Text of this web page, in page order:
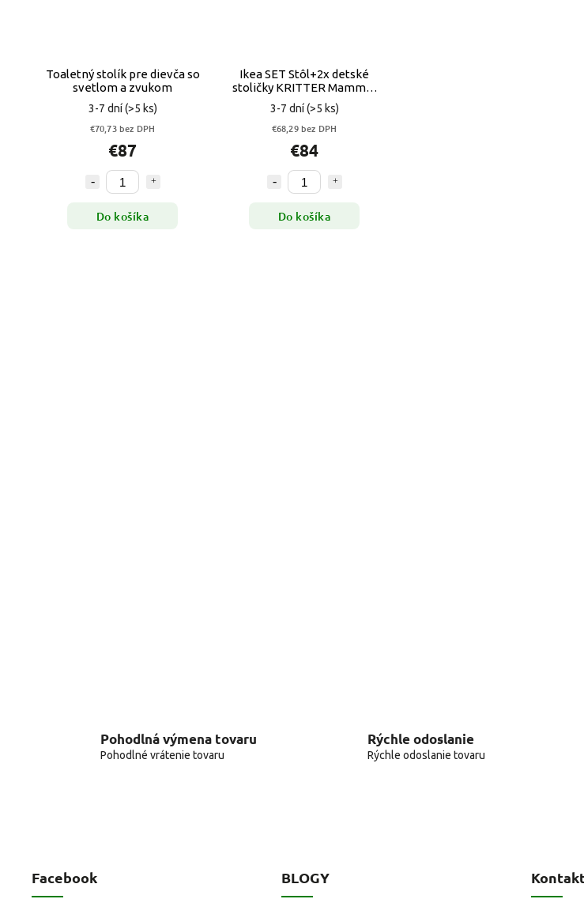
Toaletný stolík pre dievča so
svetlom a zvukom
3-7 dní(>5 ks)
€70,73 bez DPH
€87
Do košíka
Ikea SET Stôl+2x detské
stoličky KRITTER Mammut
BIELE
3-7 dní(>5 ks)
€68,29 bez DPH
€84
Do košíka
Pohodlná výmena tovaru
Pohodlné vrátenie tovaru
Rýchle odoslanie
Rýchle odoslanie tovaru
Facebook BLOGY